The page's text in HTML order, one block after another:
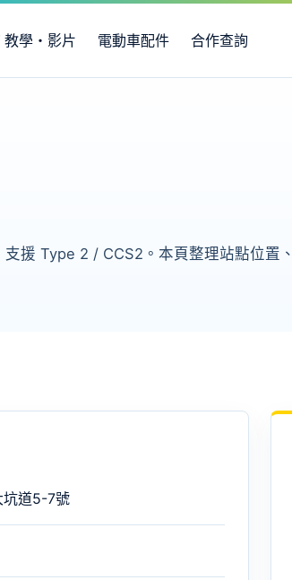
教學・影片 電動車配件 合作查詢
援 Type 2 / CCS2。本頁整理站點位置
坑道5-7號